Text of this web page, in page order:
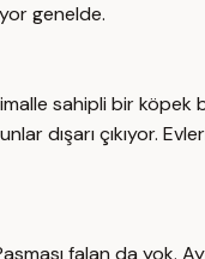
genelde.
sahipli bir köpek
dışarı çıkıyor.
falan da yok.